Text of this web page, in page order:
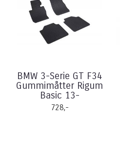
BMW 3-Serie GT F34
Gummimåtter Rigum
Basic 13-
728,-